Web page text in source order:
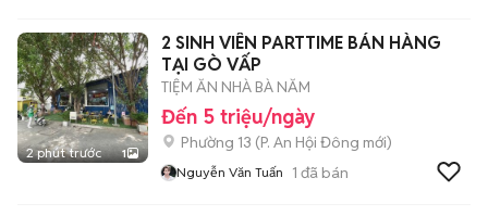
2 phút trước 1
2 SINH VIÊN PARTTIME BÁN HÀNG
TẠI GÒ VẤP
TIỆM ĂN NHÀ BÀ NĂM
Đến 5 triệu/ngày
Phường 13 (P. An Hội Đông mới)
Nguyễn Văn Tuấn 1 đã bán